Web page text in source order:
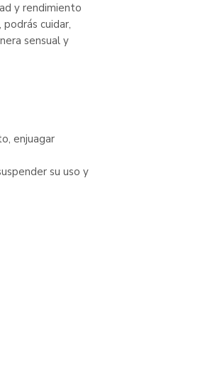
y rendimiento
cuidar,
sensual y
enjuagar
su uso y